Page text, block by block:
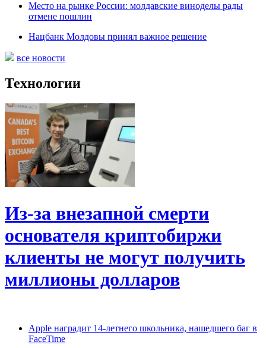
Место на рынке России: молдавские виноделы рады
отмене пошлин
Нацбанк Молдовы принял важное решение
все новости
Технологии
Из-за внезапной смерти
основателя криптобиржи
клиенты не могут получить
миллионы долларов
Apple наградит 14-летнего школьника, нашедшего баг в
FaceTime